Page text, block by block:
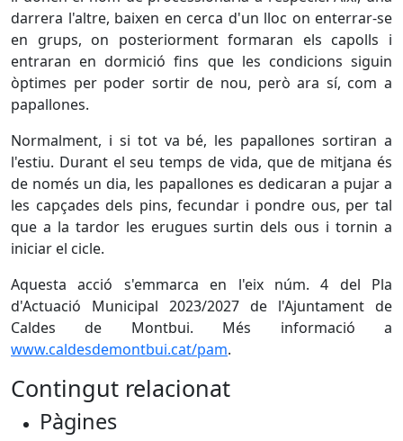
darrera l'altre, baixen en cerca d'un lloc on enterrar-se
en grups, on posteriorment formaran els capolls i
entraran en dormició fins que les condicions siguin
òptimes per poder sortir de nou, però ara sí, com a
papallones.
Normalment, i si tot va bé, les papallones sortiran a
l'estiu. Durant el seu temps de vida, que de mitjana és
de només un dia, les papallones es dedicaran a pujar a
les capçades dels pins, fecundar i pondre ous, per tal
que a la tardor les erugues surtin dels ous i tornin a
iniciar el cicle.
Aquesta acció s'emmarca en l'eix núm. 4 del Pla
d'Actuació Municipal 2023/2027 de l'Ajuntament de
Caldes de Montbui. Més informació a
www.caldesdemontbui.cat/pam.
Contingut relacionat
Pàgines